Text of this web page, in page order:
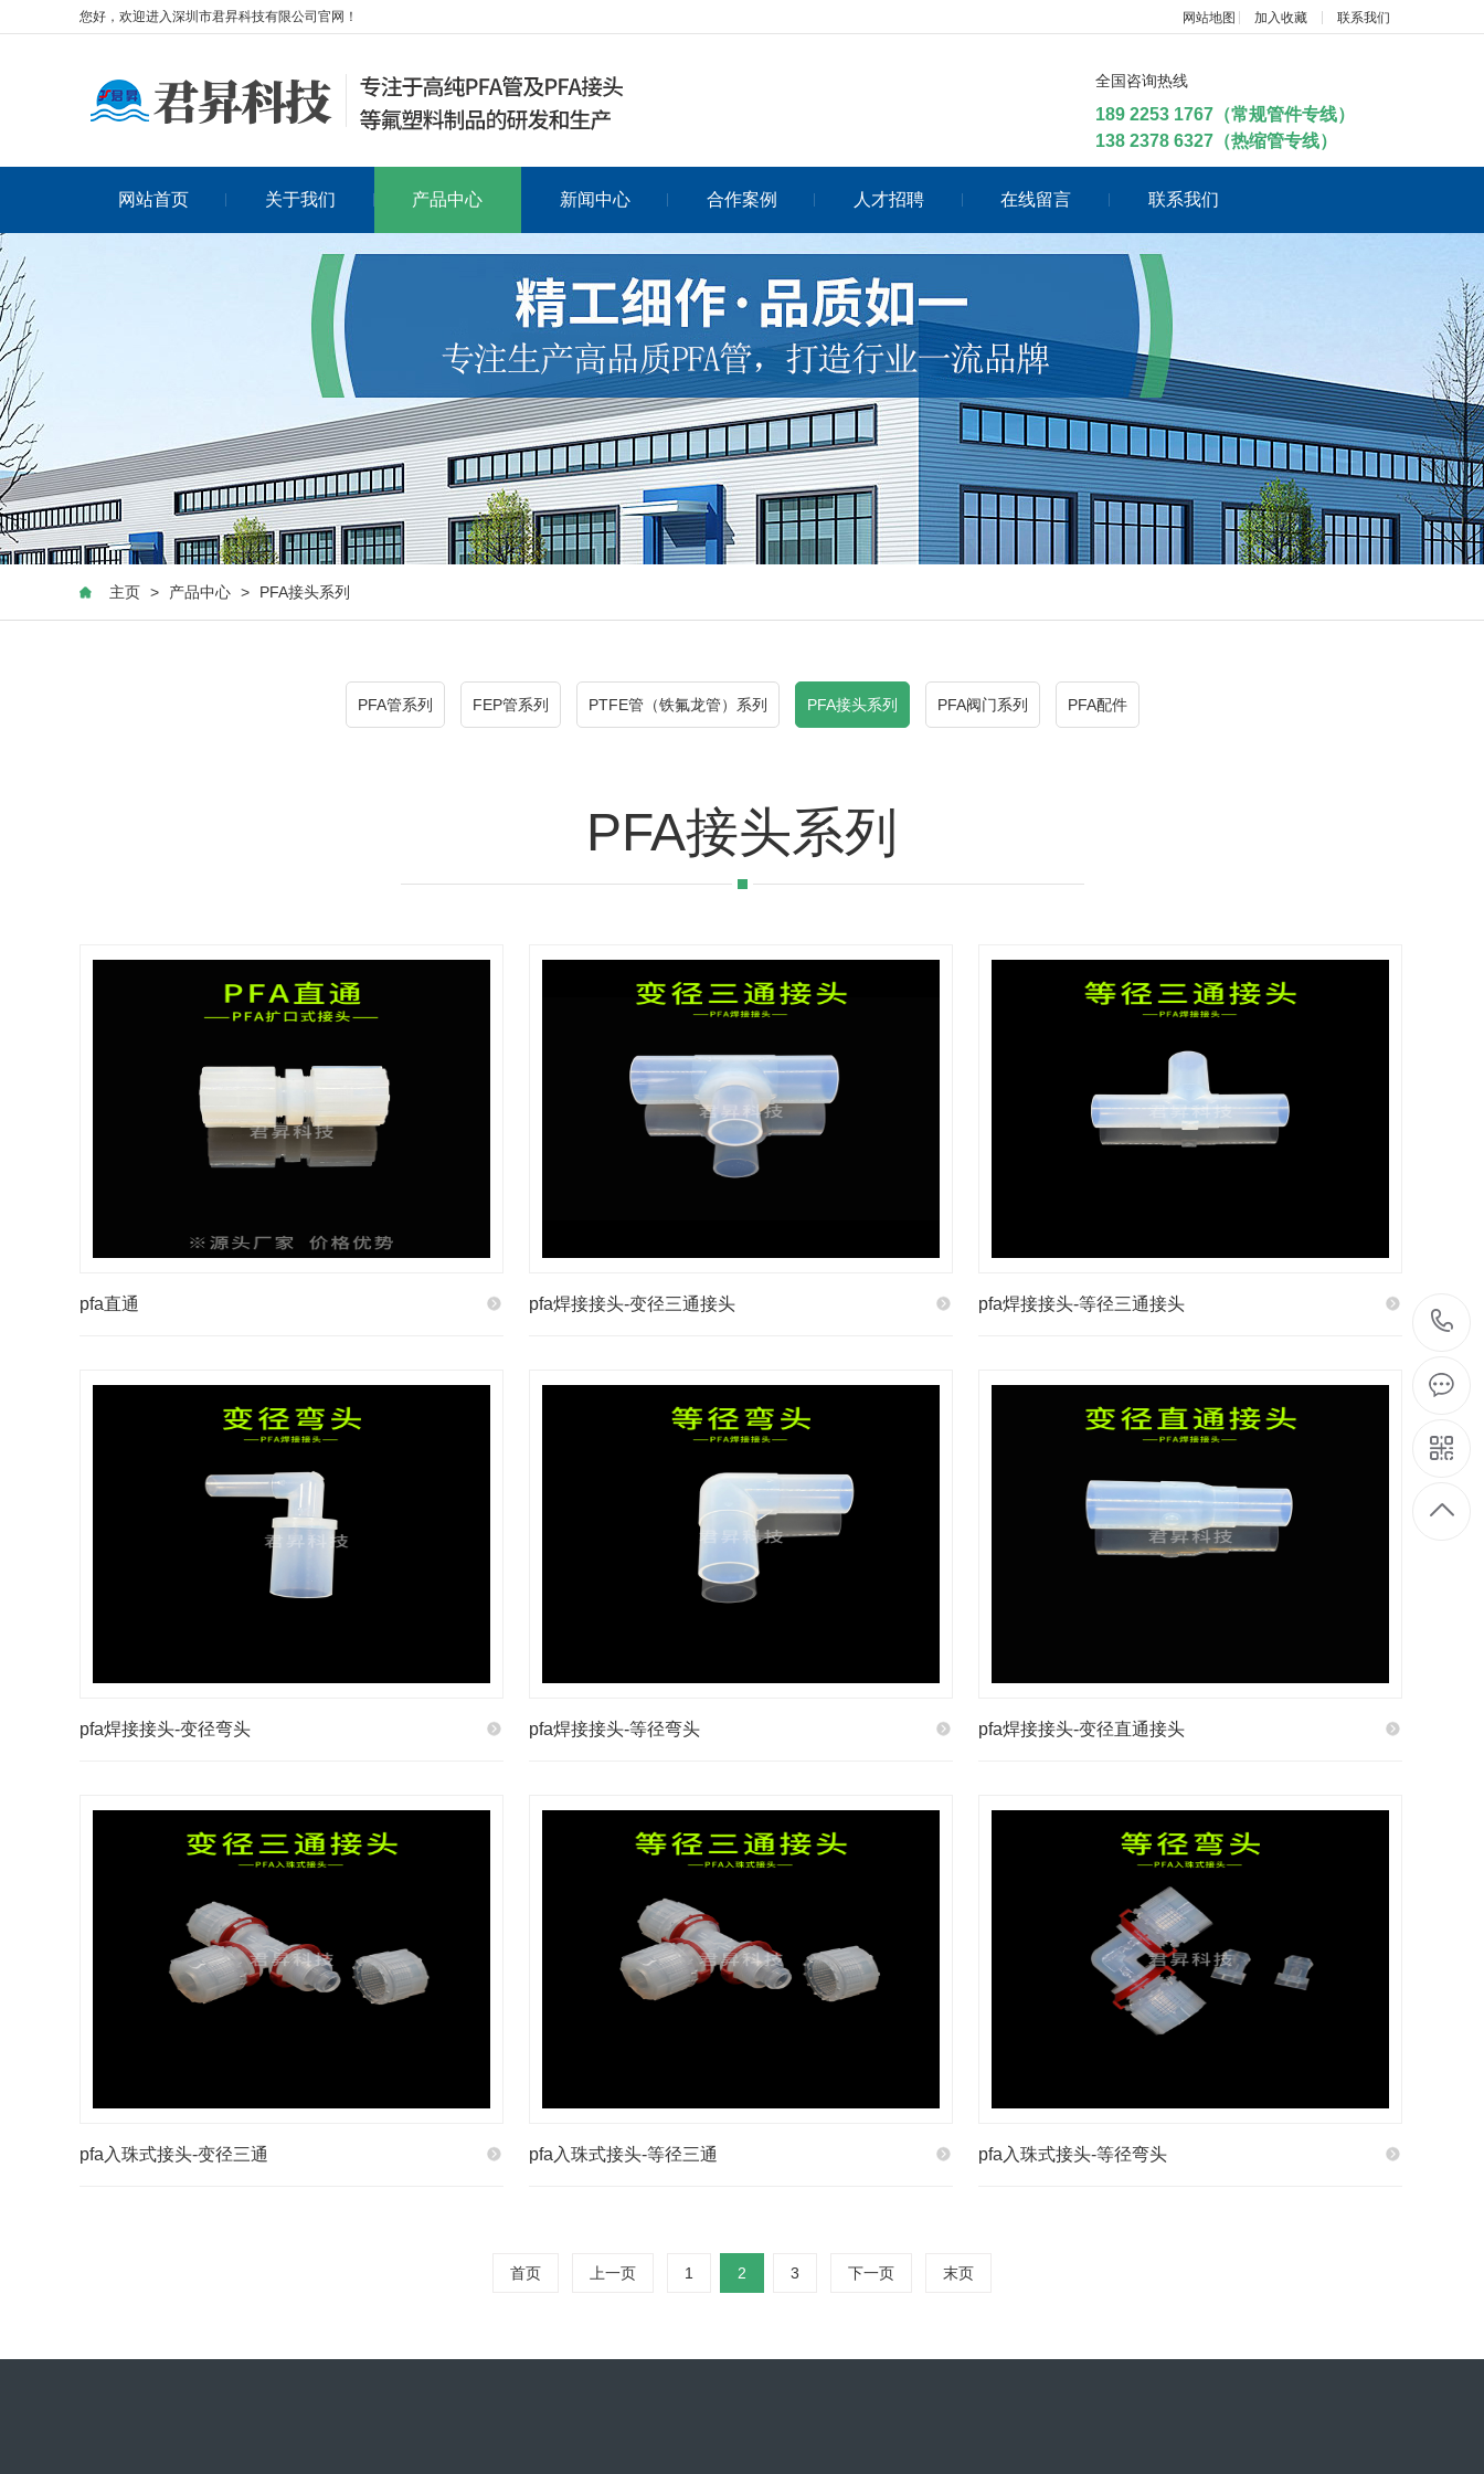
您好，欢迎进入深圳市君昇科技有限公司官网！ 网站地图 加入收藏 联系我们
全国咨询热线
189 2253 1767（常规管件专线）
138 2378 6327（热缩管专线）
网站首页 关于我们 产品中心 新闻中心 合作案例 人才招聘 在线留言 联系我们
主页 > 产品中心 > PFA接头系列
PFA管系列 FEP管系列 PTFE管（铁氟龙管）系列 PFA接头系列 PFA阀门系列 PFA配件
PFA接头系列
pfa直通 pfa焊接接头-变径三通接头 pfa焊接接头-等径三通接头
pfa焊接接头-变径弯头 pfa焊接接头-等径弯头 pfa焊接接头-变径直通接头
pfa入珠式接头-变径三通 pfa入珠式接头-等径三通 pfa入珠式接头-等径弯头
首页 上一页 1 2 3 下一页 末页